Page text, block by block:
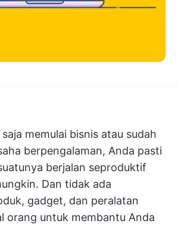
memulai bisnis atau sudah
berpengalaman, Anda pasti
berjalan seproduktif
Dan tidak ada
gadget, dan peralatan
orang untuk membantu Anda